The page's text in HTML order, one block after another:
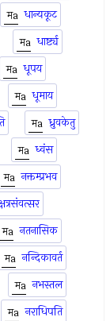
धान्यकूट
धार्ष्ट्य
धूपय
धूमाय
ध्रुवकेतु
ध्वंस
नक्तम्प्रभव
नतनासिक
नन्दिकावर्त
नभस्तल
नराधिपति